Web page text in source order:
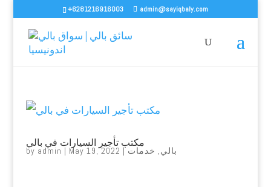
+6281216916003 admin@sayiqbaly.com
مكتب تأجير السيارات في بالي
by admin | May 19, 2022 | بالي, خدمات